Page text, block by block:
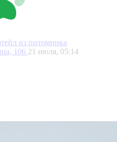
из питомника
106 21 июля, 05:14